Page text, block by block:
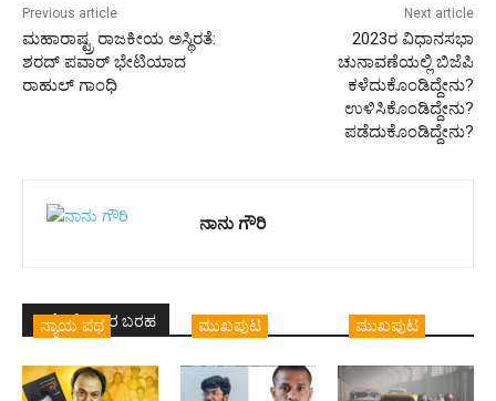
Previous article
ಮಹಾರಾಷ್ಟ್ರ ರಾಜಕೀಯ ಅಸ್ಥಿರತೆ:
ಶರದ್ ಪವಾರ್ ಭೇಟಿಯಾದ
ರಾಹುಲ್ ಗಾಂಧಿ
Next article
2023ರ ವಿಧಾನಸಭಾ
ಚುನಾವಣೆಯಲ್ಲಿ ಬಿಜೆಪಿ
ಕಳೆದುಕೊಂಡಿದ್ದೇನು?
ಉಳಿಸಿಕೊಂಡಿದ್ದೇನು?
ಪಡೆದುಕೊಂಡಿದ್ದೇನು?
ನಾನು ಗೌರಿ
ಇದೇ ಲೇಖಕರ ಬರಹ
ನ್ಯಾಯ ಪಥ ಮುಖಪುಟ ಮುಖಪುಟ